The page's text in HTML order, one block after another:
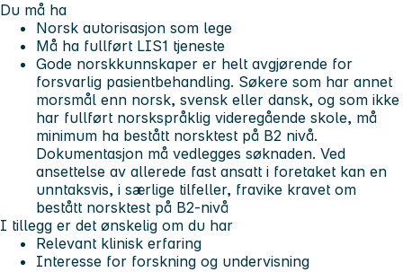
Du må ha
Norsk autorisasjon som lege
Må ha fullført LIS1 tjeneste
Gode norskkunnskaper er helt avgjørende for
forsvarlig pasientbehandling. Søkere som har annet
morsmål enn norsk, svensk eller dansk, og som ikke
har fullført norskspråklig videregående skole, må
minimum ha bestått norsktest på B2 nivå.
Dokumentasjon må vedlegges søknaden. Ved
ansettelse av allerede fast ansatt i foretaket kan en
unntaksvis, i særlige tilfeller, fravike kravet om
bestått norsktest på B2-nivå
I tillegg er det ønskelig om du har
Relevant klinisk erfaring
Interesse for forskning og undervisning